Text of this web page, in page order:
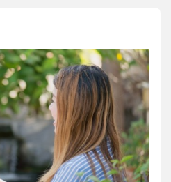
個男人│讀懂父親的
爸！男人總是在一次
中，跟著孩子一起長
體遊戲，到獨立自